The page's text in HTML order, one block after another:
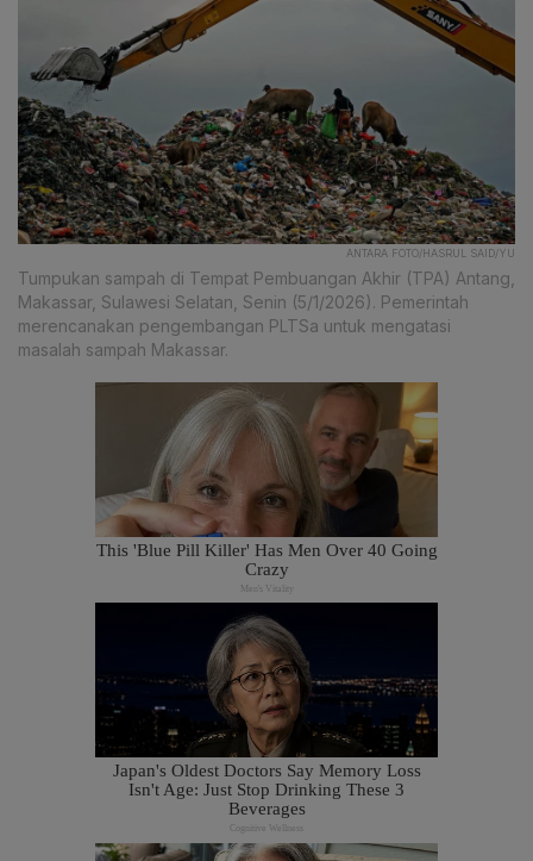
ANTARA FOTO/HASRUL SAID/YU
Tumpukan sampah di Tempat Pembuangan Akhir (TPA) Antang,
Makassar, Sulawesi Selatan, Senin (5/1/2026). Pemerintah
merencanakan pengembangan PLTSa untuk mengatasi
masalah sampah Makassar.